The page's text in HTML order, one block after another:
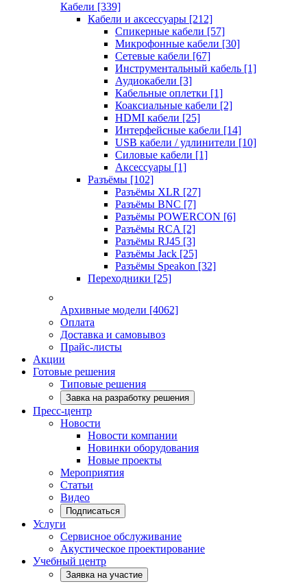
Кабели [339]
Кабели и аксессуары [212]
Спикерные кабели [57]
Микрофонные кабели [30]
Сетевые кабели [67]
Инструментальный кабель [1]
Аудиокабели [3]
Кабельные оплетки [1]
Коаксиальные кабели [2]
HDMI кабели [25]
Интерфейсные кабели [14]
USB кабели / удлинители [10]
Силовые кабели [1]
Аксессуары [1]
Разъёмы [102]
Разъёмы XLR [27]
Разъёмы BNC [7]
Разъёмы POWERCON [6]
Разъёмы RCA [2]
Разъёмы RJ45 [3]
Разъёмы Jack [25]
Разъёмы Speakon [32]
Переходники [25]
Архивные модели [4062]
Оплата
Доставка и самовывоз
Прайс-листы
Акции
Готовые решения
Типовые решения
Завка на разработку решения
Пресс-центр
Новости
Новости компании
Новинки оборудования
Новые проекты
Мероприятия
Статьи
Видео
Подписаться
Услуги
Сервисное обслуживание
Акустическое проектирование
Учебный центр
Заявка на участие